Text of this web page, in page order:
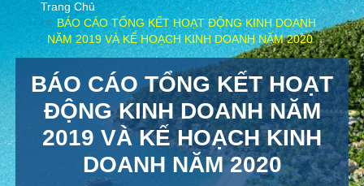
Trang Chủ
BÁO CÁO TỔNG KẾT HOẠT ĐỘNG KINH DOANH
NĂM 2019 VÀ KẾ HOẠCH KINH DOANH NĂM 2020
BÁO CÁO TỔNG KẾT HOẠT
ĐỘNG KINH DOANH NĂM
2019 VÀ KẾ HOẠCH KINH
DOANH NĂM 2020